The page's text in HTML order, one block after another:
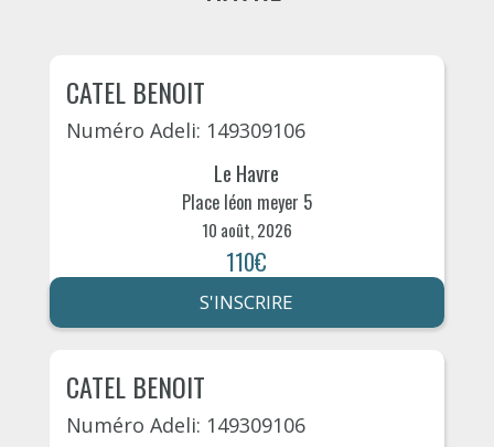
CATEL BENOIT
Numéro Adeli: 149309106
Le Havre
Place léon meyer 5
10 août, 2026
110€
S'INSCRIRE
CATEL BENOIT
Numéro Adeli: 149309106